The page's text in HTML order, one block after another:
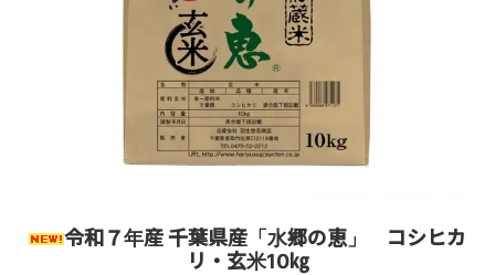
令和７年産 千葉県産「水郷の恵」 コシヒカ
リ・玄米10㎏